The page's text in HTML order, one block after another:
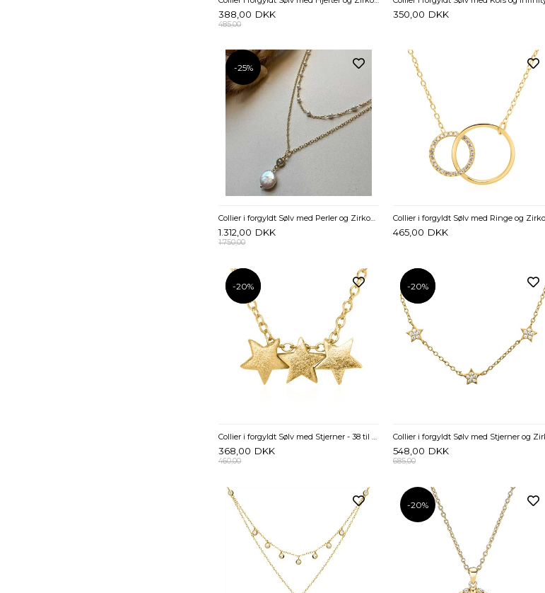
388,00 DKK
485,00
350,00 DKK
-25%
Collier i forgyldt Sølv med Perler og Zirkoniasten
1.312,00 DKK
1.750,00
465,00 DKK
-20%
-20%
Collier i forgyldt Sølv med Stjerner - 38 til 42 cm
368,00 DKK
460,00
-20%
-20%
548,00 DKK
685,00
-20%